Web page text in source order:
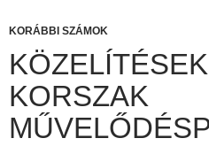
KORÁBBI SZÁMOK
KORSZAK